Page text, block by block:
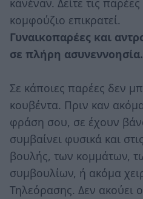
κανέναν. Δείτε τις παρέες
κομφούζιο επικρατεί.
Γυναικοπαρέες και
σε πλήρη ασυνεννοησία.
Σε κάποιες παρέες δεν
κουβέντα. Πριν καν
φράση σου, σε έχουν
συμβαίνει φυσικά και
βουλής, των κομμάτων,
συμβουλίων, ή ακόμα
Τηλεόρασης. Δεν ακούει